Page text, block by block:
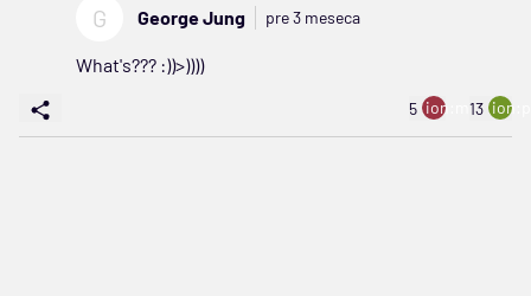
G George Jung pre 3 meseca
What's??? :))>))))
5 ion:minus
13